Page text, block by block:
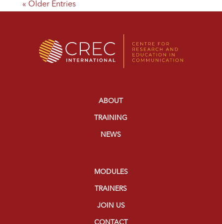
« Older Entries
ABOUT
TRAINING
NEWS
MODULES
TRAINERS
JOIN US